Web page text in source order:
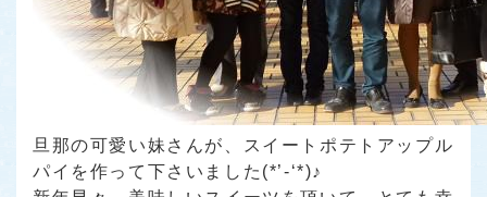
旦那の可愛い妹さんが、スイートポテトアップル
パイを作って下さいました(*’-‘*)♪